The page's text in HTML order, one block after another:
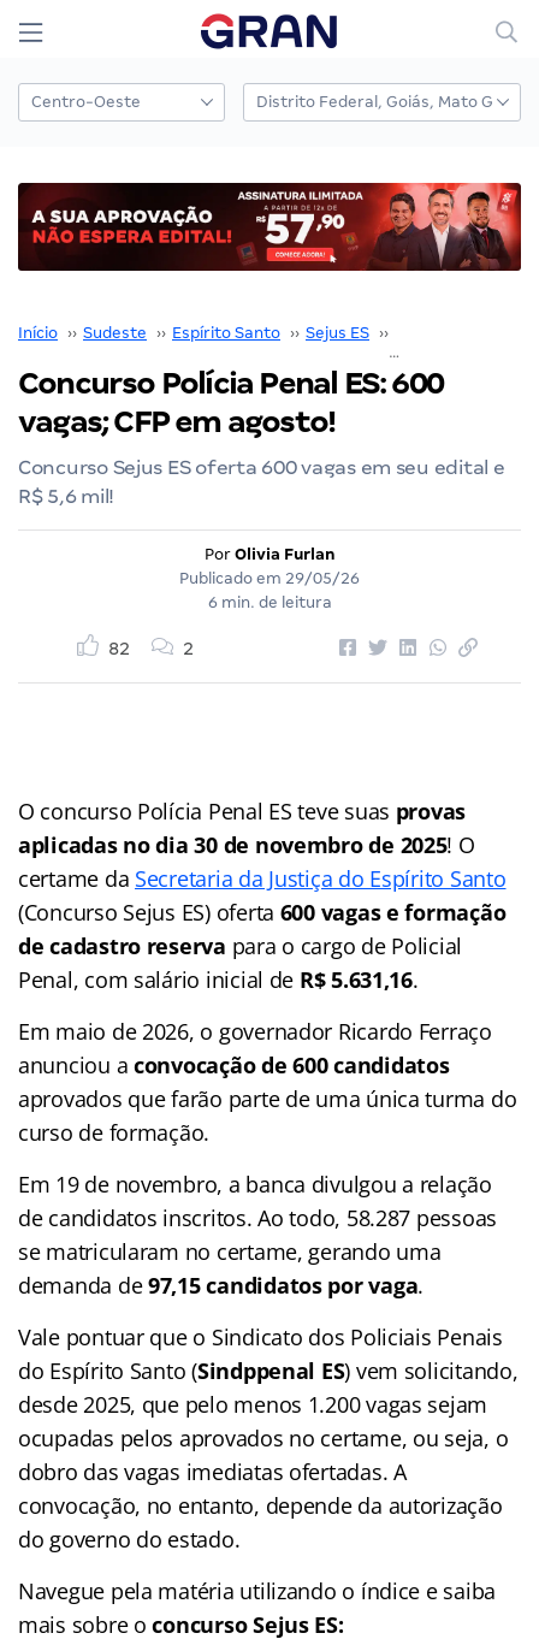
Início ›› Sudeste ›› Espírito Santo ›› Sejus ES ››
Concurso Polícia Penal ES: 600
vagas; CFP em agosto!
Concurso Sejus ES oferta 600 vagas em seu edital e
R$ 5,6 mil!
Por Olivia Furlan
Publicado em 29/05/26
6 min. de leitura
82 2
O concurso Polícia Penal ES teve suas provas
aplicadas no dia 30 de novembro de 2025! O
certame da Secretaria da Justiça do Espírito Santo
(Concurso Sejus ES) oferta 600 vagas e formação
de cadastro reserva para o cargo de Policial
Penal, com salário inicial de R$ 5.631,16.
Em maio de 2026, o governador Ricardo Ferraço
anunciou aconvocação de 600 candidatos
aprovados que farão parte de uma única turma do
curso de formação.
Em 19 de novembro, a banca divulgou a relação
de candidatos inscritos. Ao todo, 58.287 pessoas
se matricularam no certame, gerando uma
demanda de97,15 candidatos por vaga.
Vale pontuar que o Sindicato dos Policiais Penais
do Espírito Santo (Sindppenal ES) vem solicitando,
desde 2025, que pelo menos 1.200 vagas sejam
ocupadas pelos aprovados no certame, ou seja, o
dobro das vagas imediatas ofertadas. A
convocação, no entanto, depende da autorização
do governo do estado.
Navegue pela matéria utilizando o índice e saiba
mais sobre o concurso Sejus ES: